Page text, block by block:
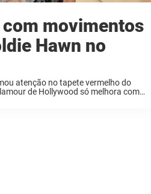
movimentos
Hawn no
atenção no tapete vermelho do
de Hollywood só melhora com